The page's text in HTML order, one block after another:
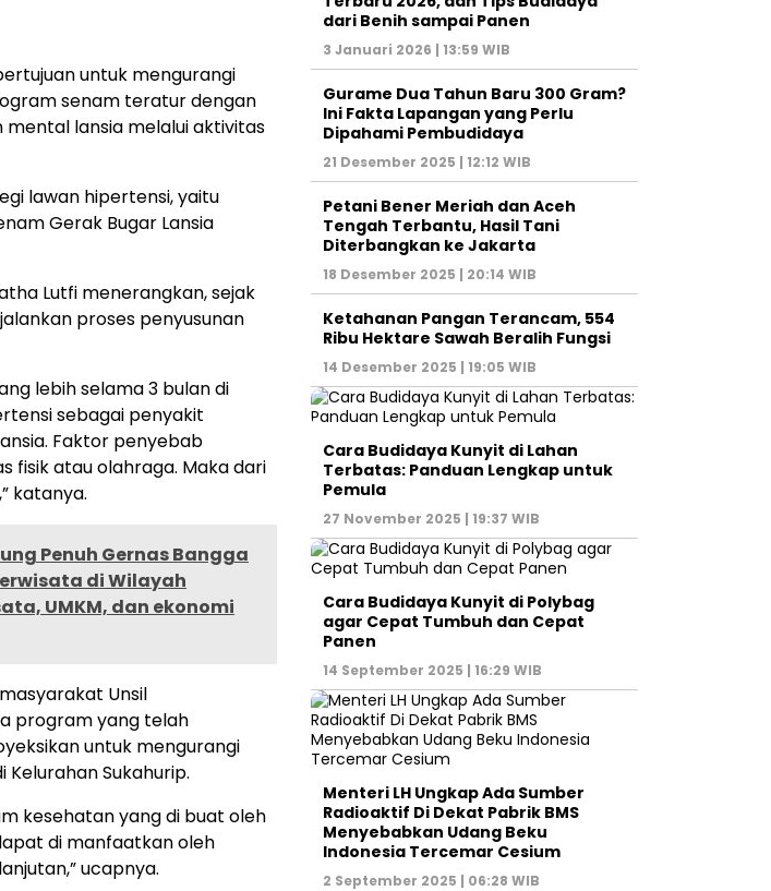
untuk mengurangi
senam teratur dengan
lansia melalui aktivitas
lawan hipertensi, yaitu
Gerak Bugar Lansia
Lutfi menerangkan, sejak
proses penyusunan
lebih selama 3 bulan di
sebagai penyakit
Faktor penyebab
fisik atau olahraga. Maka dari
katanya.
Penuh Gernas Bangga
di Wilayah
UMKM, dan ekonomi
Unsil
program yang telah
untuk mengurangi
Sukahurip.
kesehatan yang di buat oleh
di manfaatkan oleh
ucapnya.
dari Benih sampai Panen
3 Januari 2026 | 13:59 WIB
Gurame Dua Tahun Baru 300 Gram?
Ini Fakta Lapangan yang Perlu
Dipahami Pembudidaya
21 Desember 2025 | 12:12 WIB
Petani Bener Meriah dan Aceh
Tengah Terbantu, Hasil Tani
Diterbangkan ke Jakarta
18 Desember 2025 | 20:14 WIB
Ketahanan Pangan Terancam, 554
Ribu Hektare Sawah Beralih Fungsi
14 Desember 2025 | 19:05 WIB
Cara Budidaya Kunyit di Lahan
Terbatas: Panduan Lengkap untuk
Pemula
27 November 2025 | 19:37 WIB
Cara Budidaya Kunyit di Polybag
agar Cepat Tumbuh dan Cepat
Panen
14 September 2025 | 16:29 WIB
Menteri LH Ungkap Ada Sumber
Radioaktif Di Dekat Pabrik BMS
Menyebabkan Udang Beku
Indonesia Tercemar Cesium
2 September 2025 | 06:28 WIB